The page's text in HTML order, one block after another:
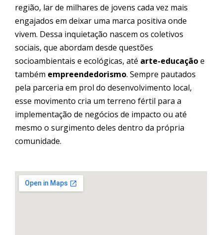
região, lar de milhares de jovens cada vez mais
engajados em deixar uma marca positiva onde
vivem. Dessa inquietação nascem os coletivos
sociais, que abordam desde questões
socioambientais e ecológicas, até arte-educaçãoe
também empreendedorismo. Sempre pautados
pela parceria em prol do desenvolvimento local,
esse movimento cria um terreno fértil para a
implementação de negócios de impacto ou até
mesmo o surgimento deles dentro da própria
comunidade.